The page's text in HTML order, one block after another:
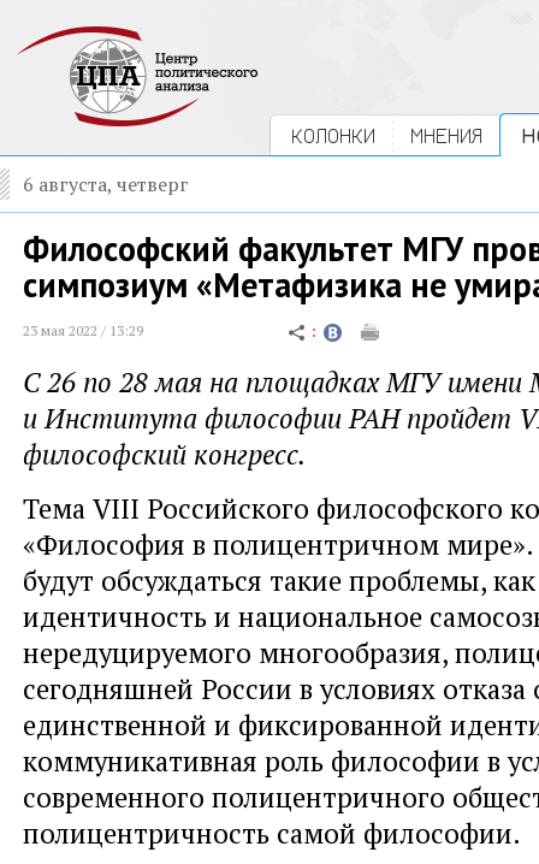
КОЛОНКИ МНЕНИЯ
6 августа, четверг
Философский факультет МГУ
симпозиум «Метафизика не
23 мая 2022 / 13:29
С 26 по 28 мая на площадках МГУ имени
и Института философии РАН пройдет
философский конгресс.
Тема VIII Российского философского
«Философия в полицентричном мире».
будут обсуждаться такие проблемы,
идентичность и национальное
нередуцируемого многообразия,
сегодняшней России в условиях отказа
единственной и фиксированной
коммуникативная роль философии в
современного полицентричного
полицентричность самой философии.